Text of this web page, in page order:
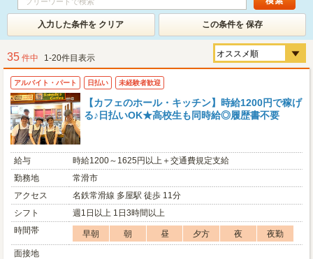
入力した条件を クリア この条件を 保存
35 件中 1-20件目表示
アルバイト・パート 日払い 未経験者歓迎
【カフェのホール・キッチン】時給1200円で稼げ
る♪日払いOK★高校生も同時給◎履歴書不要
給与
時給1200～1625円以上＋交通費規定支給
勤務地
常滑市
アクセス
名鉄常滑線 多屋駅 徒歩 11分
シフト
週1日以上 1日3時間以上
時間帯
早朝 朝 昼 夕方 夜
夜勤
面接地